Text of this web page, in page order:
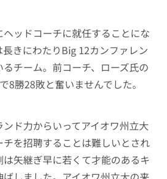
ッドコーチに就任することにな
きにわたりBig 12カンファレン
チーム。前コーチ、ローズ氏の
8勝28敗と奮いませんでした。
ド力からいってアイオワ州立大
を招聘することは難しいとされ
矢継ぎ早に若くて才能のあるキ